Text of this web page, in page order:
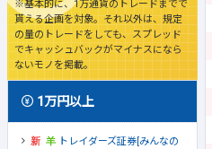
※基本的に、1万通貨のトレードまでで
貰える企画を対象。それ以外は、規定
の量のトレードをしても、スプレッド
でキャッシュバックがマイナスになら
ないモノを掲載。
1万円以上
トレイダーズ証券[みんなの